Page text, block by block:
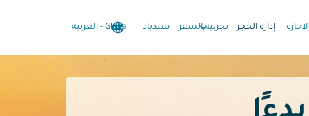
إدارة الحجز تجربية السفر
keyboard_arrow_down سندباد language
Global
- العربية keyboard_arrow_down